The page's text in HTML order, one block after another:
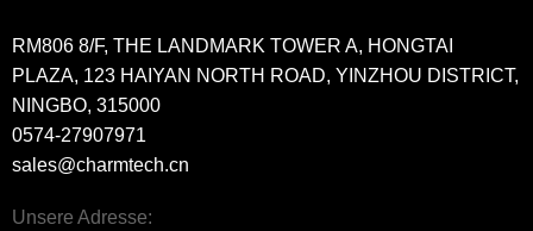
RM806 8/F, THE LANDMARK TOWER A, HONGTAI
PLAZA, 123 HAIYAN NORTH ROAD, YINZHOU DISTRICT,
NINGBO, 315000
0574-27907971
sales@charmtech.cn
Unsere Adresse: